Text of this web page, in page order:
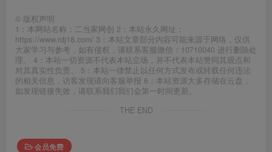
© 版权声明
1：本网站名称：二当家网创 2：本站永久网址：
https://www.rdj18.com/ 3：本站文章部分内容可能来源于网络，仅供
大家学习与参考，如有侵权，请联系客服微信：10710040 进行删除处
理。 4：本站一切资源不代表本站立场，并不代表本站赞同其观点和
对其真实性负责。 5：本站一律禁止以任何方式发布或转载任何违法
的相关信息，访客发现请向客服举报 6：本站资源大多存储在云盘，
如发现链接失效，请联系我们我们会第一时间更新。
THE END
会员免费